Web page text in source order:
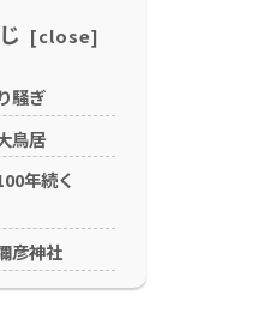
騒ぎ
鳥居
年続く
彦神社